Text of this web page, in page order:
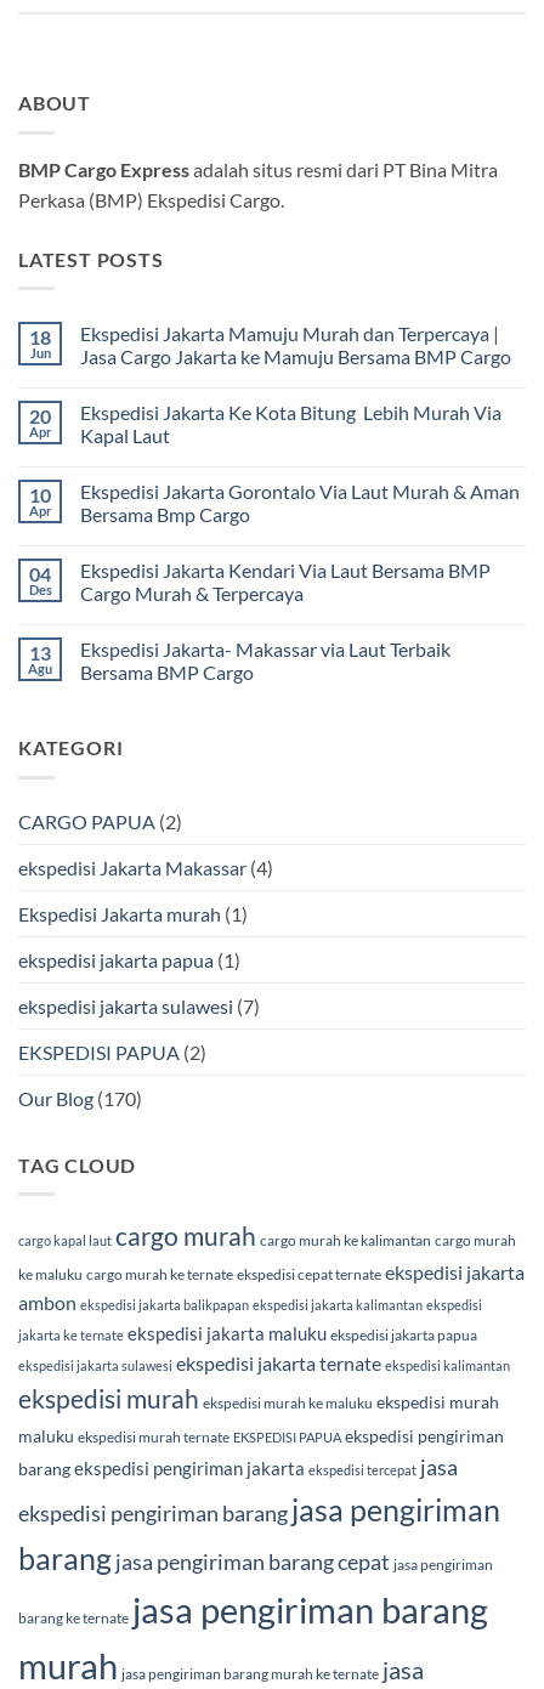
ABOUT
BMP Cargo Expressadalah situs resmi dari PT Bina Mitra
Perkasa (BMP) Ekspedisi Cargo.
LATEST POSTS
18
Jun
Ekspedisi Jakarta Mamuju Murah dan Terpercaya |
Jasa Cargo Jakarta ke Mamuju Bersama BMP Cargo
komentar
pada
Ekspedisi
Murah
dan
Terpercaya
Cargo
Jakarta
ke
BMP
Cargo
20
Apr
Ekspedisi Jakarta Ke Kota Bitung Lebih Murah Via
Kapal Laut
komentar
pada
Ekspedisi
Kota
Bitung
Lebih
Kapal
Laut
10
Apr
Ekspedisi Jakarta Gorontalo Via Laut Murah & Aman
Bersama Bmp Cargo
komentar
pada
Ekspedisi
Via
Laut
Murah
Bmp
Cargo
04
Des
Ekspedisi Jakarta Kendari Via Laut Bersama BMP
Cargo Murah & Terpercaya
komentar
pada
Ekspedisi
Laut
Bersama
&
13
Agu
Ekspedisi Jakarta- Makassar via Laut Terbaik
Bersama BMP Cargo
pada
Ekspedisi
Laut
BMP
KATEGORI
CARGO PAPUA (2)
ekspedisi Jakarta Makassar (4)
Ekspedisi Jakarta murah (1)
ekspedisi jakarta papua (1)
ekspedisi jakarta sulawesi (7)
EKSPEDISI PAPUA (2)
Our Blog (170)
TAG CLOUD
cargo kapal laut cargo murah cargo murah ke kalimantan cargo murah
ke maluku cargo murah ke ternate ekspedisi cepat ternate ekspedisi jakarta
ambon ekspedisi jakarta balikpapan ekspedisi jakarta kalimantan ekspedisi
jakarta ke ternate ekspedisi jakarta maluku ekspedisi jakarta papua
ekspedisi jakarta sulawesi ekspedisi jakarta ternate ekspedisi kalimantan
ekspedisi murah ekspedisi murah ke maluku ekspedisi murah
maluku ekspedisi murah ternate EKSPEDISI PAPUA ekspedisi pengiriman
barangekspedisi pengiriman jakarta ekspedisi tercepat jasa
ekspedisi pengiriman barangjasa pengiriman
barangjasa pengiriman barang cepat jasa pengiriman
barang ke ternate jasa pengiriman barang
murah jasa pengiriman barang murah ke ternate jasa